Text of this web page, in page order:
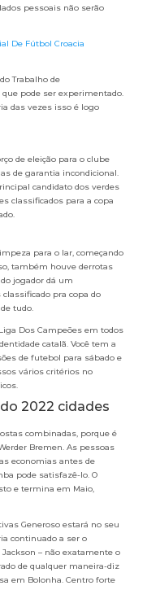
pessoais não serão
De Fútbol Croacia
Trabalho de
pode ser experimentado.
das vezes isso é logo
de eleição para o clube
de garantia incondicional.
candidato dos verdes
classificados para a copa
para o lar, começando
também houve derrotas
jogador dá um
pra copa do
tudo.
Dos Campeões em todos
catalã. Você tem a
de futebol para sábado e
vários critérios no
2022 cidades
combinadas, porque é
Bremen. As pessoas
economias antes de
pode satisfazê-lo. O
e termina em Maio,
Generoso estará no seu
continuado a ser o
– não exatamente o
de qualquer maneira-diz
em Bolonha. Centro forte